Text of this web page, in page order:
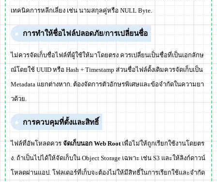
เทคนิคการหลีกเลี่ยง เช่น นามสกุลคู่หรือ NULL Byte.
การทำให้ชื่อไฟล์ปลอดภัย/การเปลี่ยนชื่อ
ไม่ควรจัดเก็บชื่อไฟล์ที่ผู้ใช้ให้มาโดยตรง ควรเปลี่ยนเป็นชื่อที่เป็นเอกลักษ
ณ์โดยใช้ UUID หรือ Hash + Timestamp ส่วนชื่อไฟล์ดั้งเดิมควรจัดเก็บเป็น
Metadata แยกต่างหาก. ต้องจัดการตัวอักษรพิเศษและข้อจำกัดในความยา
วด้วย.
การควบคุมที่ตั้งและสิทธิ์
ไฟล์ที่อัพโหลดควร จัดเก็บนอก Web Rootเพื่อไม่ให้ถูกเรียกใช้งานโดยตร
ง. ถ้าเป็นไปได้ให้จัดเก็บใน Object Storage เฉพาะ เช่น S3 และให้ลิงก์ดาวน์
โหลดผ่านแอป. โฟลเดอร์ที่เก็บจะต้องไม่ให้มีสิทธิ์ในการเรียกใช้และจำกัด